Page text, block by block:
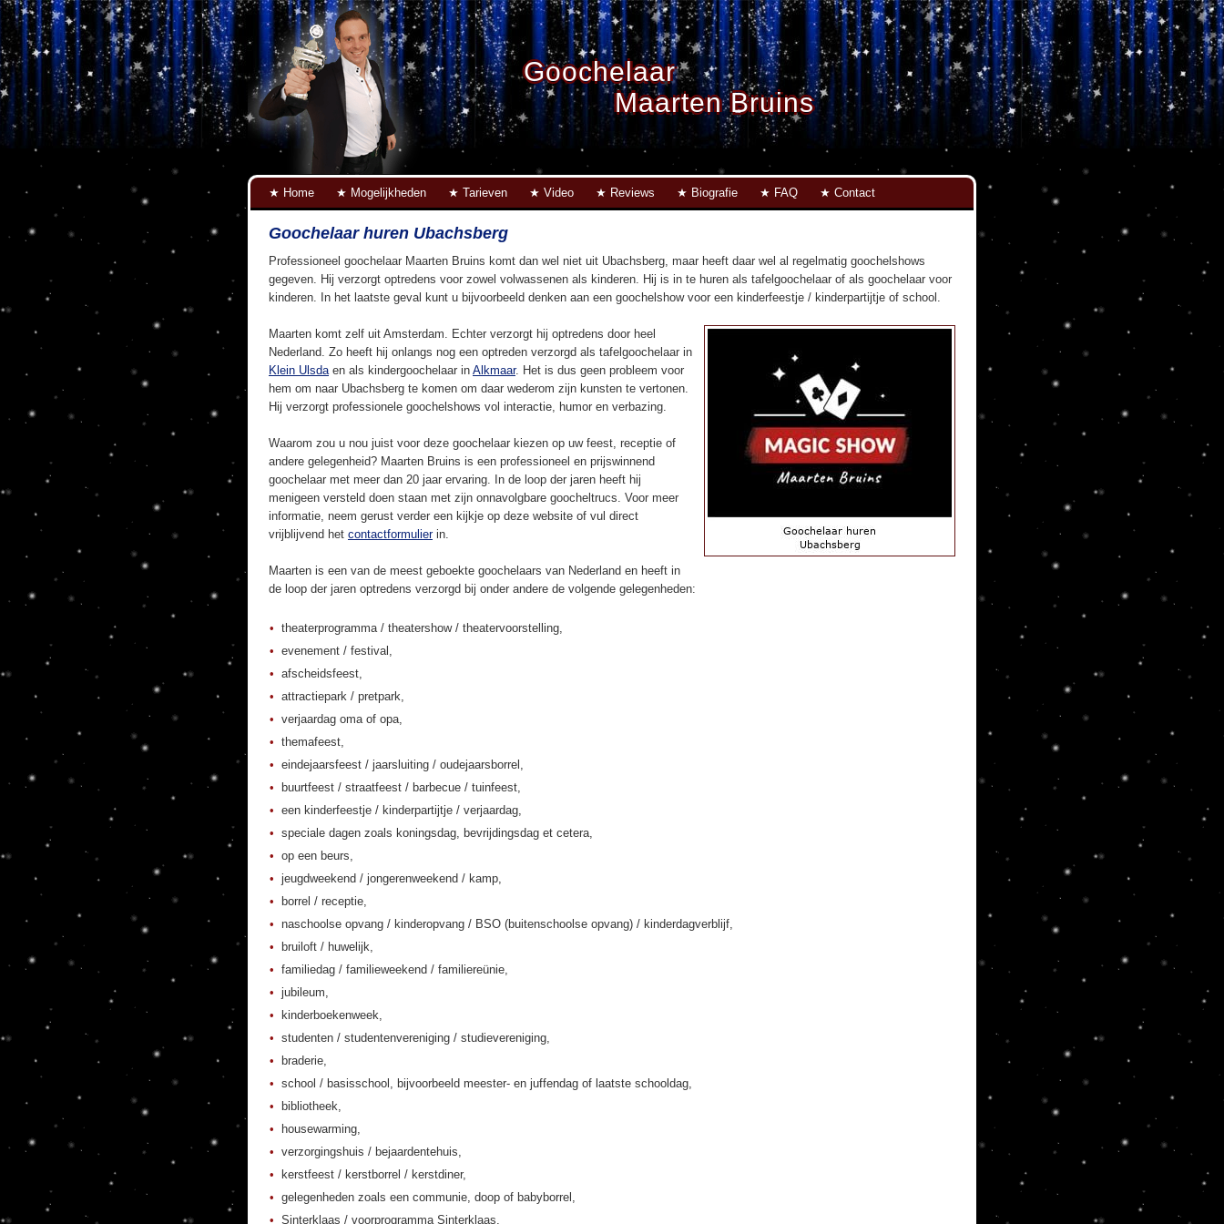
Goochelaar
Maarten Bruins
Home Mogelijkheden Tarieven Video Reviews Biografie FAQ Contact
Goochelaar huren Ubachsberg
Professioneel goochelaar Maarten Bruins komt dan wel niet uit Ubachsberg, maar heeft daar wel al regelmatig goochelshows
gegeven. Hij verzorgt optredens voor zowel volwassenen als kinderen. Hij is in te huren als tafelgoochelaar of als goochelaar voor
kinderen. In het laatste geval kunt u bijvoorbeeld denken aan een goochelshow voor een kinderfeestje / kinderpartijtje of school.
Maarten komt zelf uit Amsterdam. Echter verzorgt hij optredens door heel
Nederland. Zo heeft hij onlangs nog een optreden verzorgd als tafelgoochelaar in
Klein Ulsdaen als kindergoochelaar in Alkmaar. Het is dus geen probleem voor
hem om naar Ubachsberg te komen om daar wederom zijn kunsten te vertonen.
Hij verzorgt professionele goochelshows vol interactie, humor en verbazing.
Waarom zou u nou juist voor deze goochelaar kiezen op uw feest, receptie of
andere gelegenheid? Maarten Bruins is een professioneel en prijswinnend
goochelaar met meer dan 20 jaar ervaring. In de loop der jaren heeft hij
menigeen versteld doen staan met zijn onnavolgbare goocheltrucs. Voor meer
informatie, neem gerust verder een kijkje op deze website of vul direct
vrijblijvend het contactformulierin.
Maarten is een van de meest geboekte goochelaars van Nederland en heeft in
de loop der jaren optredens verzorgd bij onder andere de volgende gelegenheden:
theaterprogramma / theatershow / theatervoorstelling,
evenement / festival,
afscheidsfeest,
attractiepark / pretpark,
verjaardag oma of opa,
themafeest,
eindejaarsfeest / jaarsluiting / oudejaarsborrel,
buurtfeest / straatfeest / barbecue / tuinfeest,
een kinderfeestje / kinderpartijtje / verjaardag,
speciale dagen zoals koningsdag, bevrijdingsdag et cetera,
op een beurs,
jeugdweekend / jongerenweekend / kamp,
borrel / receptie,
naschoolse opvang / kinderopvang / BSO (buitenschoolse opvang) / kinderdagverblijf,
bruiloft / huwelijk,
familiedag / familieweekend / familiereünie,
jubileum,
kinderboekenweek,
studenten / studentenvereniging / studievereniging,
braderie,
school / basisschool, bijvoorbeeld meester- en juffendag of laatste schooldag,
bibliotheek,
housewarming,
verzorgingshuis / bejaardentehuis,
kerstfeest / kerstborrel / kerstdiner,
gelegenheden zoals een communie, doop of babyborrel,
Sinterklaas / voorprogramma Sinterklaas,